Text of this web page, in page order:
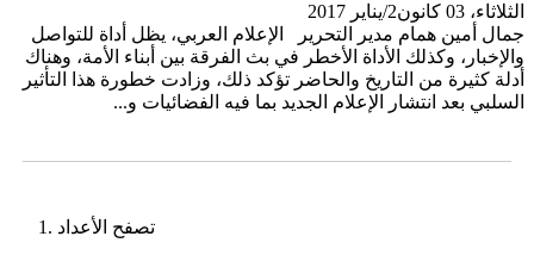
الثلاثاء، 03 كانون2/يناير 2017
جمال أمين همام مدير التحرير الإعلام العربي، يظل أداة للتواصل
والإخبار، وكذلك الأداة الأخطر في بث الفرقة بين أبناء الأمة، وهناك
أدلة كثيرة من التاريخ والحاضر تؤكد ذلك، وزادت خطورة هذا التأثير
السلبي بعد انتشار الإعلام الجديد بما فيه الفضائيات و...
تصفح الأعداد